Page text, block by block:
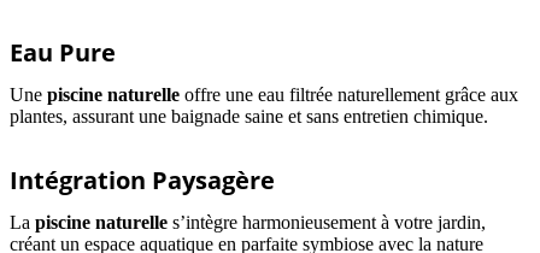
Eau Pure
Une piscine naturelle offre une eau filtrée naturellement grâce aux
plantes, assurant une baignade saine et sans entretien chimique.
Intégration Paysagère
La piscine naturelle s’intègre harmonieusement à votre jardin,
créant un espace aquatique en parfaite symbiose avec la nature